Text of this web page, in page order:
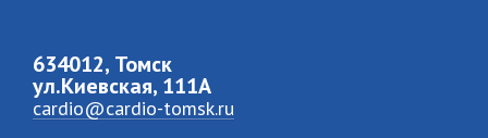
634012, Томск
ул.Киевская, 111A
cardio@cardio-tomsk.ru